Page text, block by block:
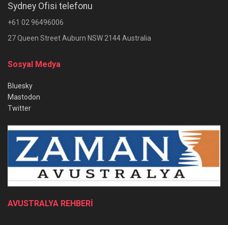
Sydney Ofisi telefonu
+61 02 96496006
27 Queen Street Auburn NSW 2144 Australia
Sosyal Medya
Bluesky
Mastodon
Twitter
AVUSTRALYA REHBERİ